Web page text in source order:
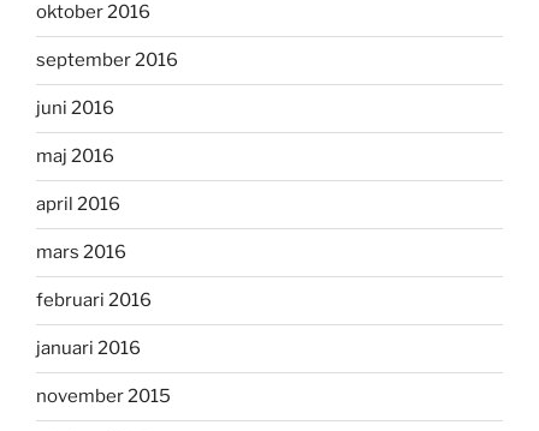
oktober 2016
september 2016
juni 2016
maj 2016
april 2016
mars 2016
februari 2016
januari 2016
november 2015